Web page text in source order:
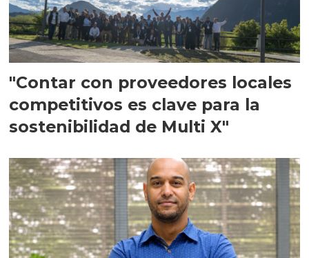
"Contar con proveedores locales
competitivos es clave para la
sostenibilidad de Multi X"